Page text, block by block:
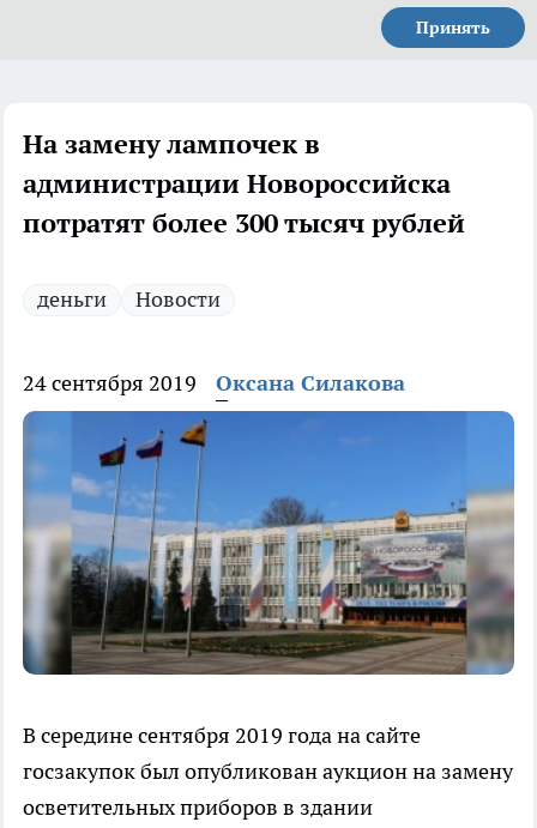
Принять
На замену лампочек в
администрации Новороссийска
потратят более 300 тысяч рублей
деньги Новости
24 сентября 2019 Оксана Силакова
В середине сентября 2019 года на сайте
госзакупок был опубликован аукцион на замену
осветительных приборов в здании